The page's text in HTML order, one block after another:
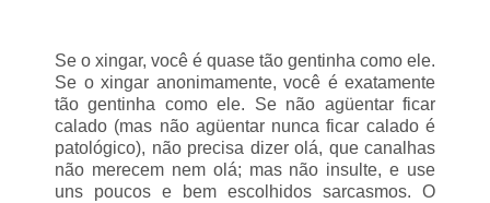
Se o xingar, você é quase tão gentinha como ele.
Se o xingar anonimamente, você é exatamente
tão gentinha como ele. Se não agüentar ficar
calado (mas não agüentar nunca ficar calado é
patológico), não precisa dizer olá, que canalhas
não merecem nem olá; mas não insulte, e use
uns poucos e bem escolhidos sarcasmos. O